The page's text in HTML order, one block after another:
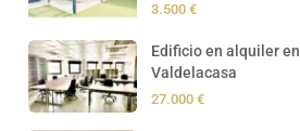
3.500 €
Edificio en alquiler en
Valdelacasa
27.000 €